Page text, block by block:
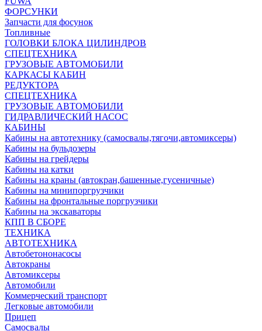
ФОРСУНКИ
Запчасти для фосунок
Топливные
ГОЛОВКИ БЛОКА ЦИЛИНДРОВ
СПЕЦТЕХНИКА
ГРУЗОВЫЕ АВТОМОБИЛИ
КАРКАСЫ КАБИН
РЕДУКТОРА
СПЕЦТЕХНИКА
ГРУЗОВЫЕ АВТОМОБИЛИ
ГИДРАВЛИЧЕСКИЙ НАСОС
КАБИНЫ
Кабины на автотехнику (самосвалы,тягочи,автомиксеры)
Кабины на бульдозеры
Кабины на грейдеры
Кабины на катки
Кабины на краны (автокран,башенные,гусеничные)
Кабины на минипоргрузчики
Кабины на фронтальные поргрузчики
Кабины на экскаваторы
КПП В СБОРЕ
ТЕХНИКА
АВТОТЕХНИКА
Автобетононасосы
Автокраны
Автомиксеры
Автомобили
Коммерческий транспорт
Легковые автомобили
Прицеп
Самосвалы